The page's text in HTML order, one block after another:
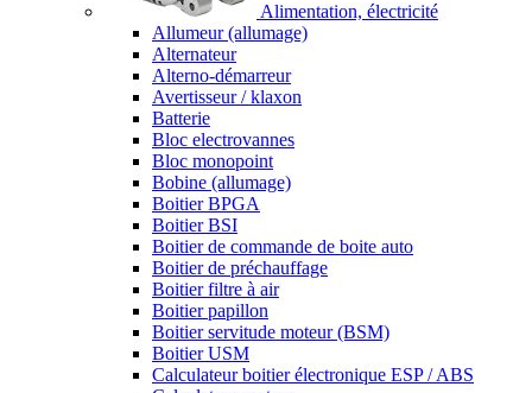
Alimentation, électricité
Allumeur (allumage)
Alternateur
Alterno-démarreur
Avertisseur / klaxon
Batterie
Bloc electrovannes
Bloc monopoint
Bobine (allumage)
Boitier BPGA
Boitier BSI
Boitier de commande de boite auto
Boitier de préchauffage
Boitier filtre à air
Boitier papillon
Boitier servitude moteur (BSM)
Boitier USM
Calculateur boitier électronique ESP / ABS